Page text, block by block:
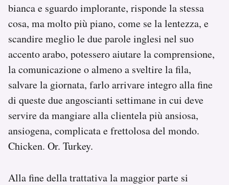
bianca e sguardo implorante, risponde la stessa
cosa, ma molto più piano, come se la lentezza, e
scandire meglio le due parole inglesi nel suo
accento arabo, potessero aiutare la comprensione,
la comunicazione o almeno a sveltire la fila,
salvare la giornata, farlo arrivare integro alla fine
di queste due angoscianti settimane in cui deve
servire da mangiare alla clientela più ansiosa,
ansiogena, complicata e frettolosa del mondo.
Chicken. Or. Turkey.
Alla fine della trattativa la maggior parte si